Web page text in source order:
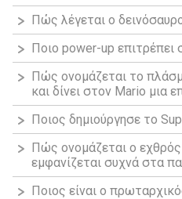
Πώς λέγεται ο
Ποιο power-up επιτρέπει
Πώς ονομάζεται το
και δίνει στον Mario μια
Ποιος δημιούργησε το
Πώς ονομάζεται ο
εμφανίζεται συχνά στα
Ποιος είναι ο